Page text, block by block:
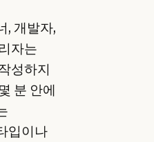
, 개발자,
자는
성하지
분 안에
입이나